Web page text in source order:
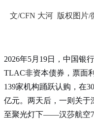
文/CFN 大河 版权图片/
2026年5月19日，中国银
TLAC非资本债券，票面
139家机构踊跃认购，在
亿元。两天后，一则关于
至聚光灯下——汉莎航空